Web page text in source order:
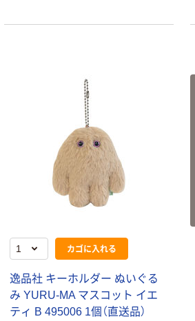
カゴに入れる
逸品社 キーホルダー ぬいぐる
み YURU-MA マスコット イエ
ティ B 495006 1個（直送品）